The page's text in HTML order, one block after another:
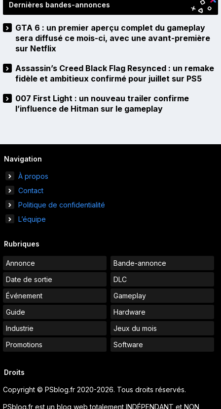
Dernières bandes-annonces
GTA 6 : un premier aperçu complet du gameplay
sera diffusé ce mois-ci, avec une avant-première
sur Netflix
Assassin’s Creed Black Flag Resynced : un remake
fidèle et ambitieux confirmé pour juillet sur PS5
007 First Light : un nouveau trailer confirme
l’influence de Hitman sur le gameplay
Navigation
À propos
Contact
Politique de confidentialité
L’équipe
Rubriques
Annonce
Bande-annonce
Date de sortie
DLC
Événement
Gameplay
Guide
Hardware
Industrie
Jeux du mois
Promotions
Software
Droits
Copyright © PSblog.fr 2020-2026. Tous droits réservés.
PSblog.fr est un blog web totalement INDÉPENDANT et NON